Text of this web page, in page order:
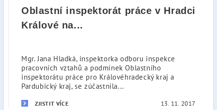
Oblastní inspektorát práce v Hradci
Králové na...
Mgr. Jana Hladká, inspektorka odboru inspekce
pracovních vztahů a podmínek Oblastního
inspektorátu práce pro Královéhradecký kraj a
Pardubický kraj, se zúčastnila...
ZJISTIT VÍCE 13. 11. 2017